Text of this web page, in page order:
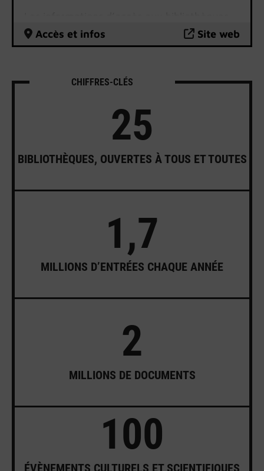
universitaires sont disponibles sur le site
internet des BU.
Accès et infos Site web
CHIFFRES-CLÉS
25
BIBLIOTHÈQUES, OUVERTES À TOUS ET TOUTES
1,7
MILLIONS D’ENTRÉES CHAQUE ANNÉE
2
MILLIONS DE DOCUMENTS
100
ÉVÈNEMENTS CULTURELS ET SCIENTIFIQUES